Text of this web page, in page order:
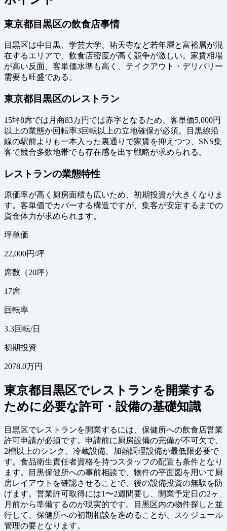
東京都目黒区の飲食店事情
目黒区は中目黒、学芸大学、祐天寺など若年層と富裕層が混
在するエリアで、飲食店密度が高く競争が激しい。家賃相場
が高い反面、客単価水準も高く、テイクアウト・デリバリー
需要も旺盛である。
東京都目黒区のレストラン
15坪8席では月商83万円では赤字となるため、客単価5,000円
以上の業態か回転率3回転以上の立地確保が必須。目黒線沿
線の駅前よりも一本入った裏通りで家賃を抑えつつ、SNS集
客で競合多数地帯でも存在感を出す戦略が求められる。
レストランの業態特性
原価率が高く厨房面積も広いため、初期投資が大きくなりま
す。客単価でカバーする構造ですが、集客が安定するまでの
資金体力が求められます。
坪単価
22,000円/坪
席数（20坪）
17席
回転率
3.3回転/日
初期投資
2078.0万円
東京都目黒区でレストランを開業する
ために必要な許可・設備の基礎知識
目黒区でレストランを開業するには、保健所への飲食店営業
許可申請が必須です。申請前に厨房設備の完備が不可欠で、
2槽以上のシンク、冷蔵設備、加熱調理設備が最低限必要で
す。食品衛生責任者資格を持つスタッフの配置も条件となり
ます。目黒保健所への事前相談で、物件の平面図を用いて厨
房レイアウトを確認させることで、後の設備投資の無駄を防
げます。営業許可取得には1〜2週間要し、開業予定日の2ヶ
月前から準備するのが現実的です。目黒区内の物件探しと並
行して、保健所への初期相談を進めることが、スケジュール
管理の要となります。